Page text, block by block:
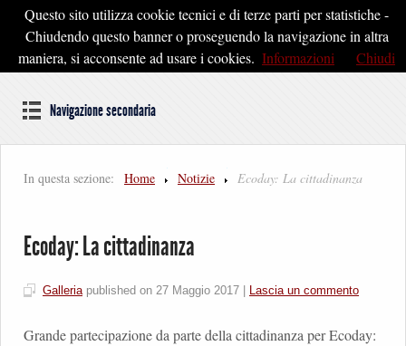
Pontedera2020
Dal cuore della Toscana un'idea di Futuro
Navigazione secondaria
In questa sezione: Home Notizie Ecoday: La cittadinanza
Ecoday: La cittadinanza
Galleriapublished on 27 Maggio 2017 Lascia un commento
Grande partecipazione da parte della cittadinanza per Ecoday:
Questo sito utilizza cookie tecnici e di terze parti per statistiche -
Chiudendo questo banner o proseguendo la navigazione in altra
maniera, si acconsente ad usare i cookies. Informazioni Chiudi